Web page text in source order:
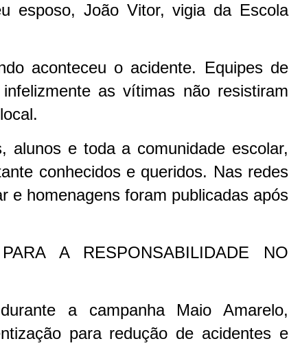
esposo, João Vitor, vigia da Escola
aconteceu o acidente. Equipes de
as vítimas não resistiram
alunos e toda a comunidade escolar,
conhecidos e queridos. Nas redes
e homenagens foram publicadas após
A RESPONSABILIDADE NO
a campanha Maio Amarelo,
para redução de acidentes e